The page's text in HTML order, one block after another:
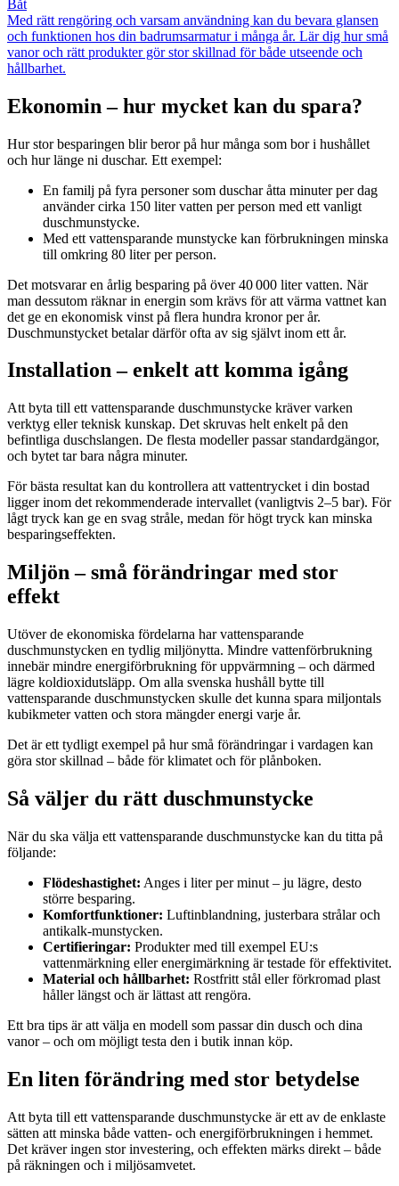
Båt
Med rätt rengöring och varsam användning kan du bevara glansen
och funktionen hos din badrumsarmatur i många år. Lär dig hur små
vanor och rätt produkter gör stor skillnad för både utseende och
hållbarhet.
Ekonomin – hur mycket kan du spara?
Hur stor besparingen blir beror på hur många som bor i hushållet
och hur länge ni duschar. Ett exempel:
En familj på fyra personer som duschar åtta minuter per dag
använder cirka 150 liter vatten per person med ett vanligt
duschmunstycke.
Med ett vattensparande munstycke kan förbrukningen minska
till omkring 80 liter per person.
Det motsvarar en årlig besparing på över 40 000 liter vatten. När
man dessutom räknar in energin som krävs för att värma vattnet kan
det ge en ekonomisk vinst på flera hundra kronor per år.
Duschmunstycket betalar därför ofta av sig självt inom ett år.
Installation – enkelt att komma igång
Att byta till ett vattensparande duschmunstycke kräver varken
verktyg eller teknisk kunskap. Det skruvas helt enkelt på den
befintliga duschslangen. De flesta modeller passar standardgängor,
och bytet tar bara några minuter.
För bästa resultat kan du kontrollera att vattentrycket i din bostad
ligger inom det rekommenderade intervallet (vanligtvis 2–5 bar). För
lågt tryck kan ge en svag stråle, medan för högt tryck kan minska
besparingseffekten.
Miljön – små förändringar med stor
effekt
Utöver de ekonomiska fördelarna har vattensparande
duschmunstycken en tydlig miljönytta. Mindre vattenförbrukning
innebär mindre energiförbrukning för uppvärmning – och därmed
lägre koldioxidutsläpp. Om alla svenska hushåll bytte till
vattensparande duschmunstycken skulle det kunna spara miljontals
kubikmeter vatten och stora mängder energi varje år.
Det är ett tydligt exempel på hur små förändringar i vardagen kan
göra stor skillnad – både för klimatet och för plånboken.
Så väljer du rätt duschmunstycke
När du ska välja ett vattensparande duschmunstycke kan du titta på
följande:
Flödeshastighet: Anges i liter per minut – ju lägre, desto
större besparing.
Komfortfunktioner: Luftinblandning, justerbara strålar och
antikalk-munstycken.
Certifieringar: Produkter med till exempel EU:s
vattenmärkning eller energimärkning är testade för effektivitet.
Material och hållbarhet: Rostfritt stål eller förkromad plast
håller längst och är lättast att rengöra.
Ett bra tips är att välja en modell som passar din dusch och dina
vanor – och om möjligt testa den i butik innan köp.
En liten förändring med stor betydelse
Att byta till ett vattensparande duschmunstycke är ett av de enklaste
sätten att minska både vatten- och energiförbrukningen i hemmet.
Det kräver ingen stor investering, och effekten märks direkt – både
på räkningen och i miljösamvetet.